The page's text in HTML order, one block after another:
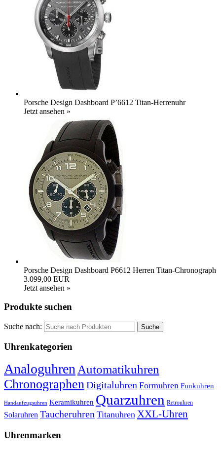
Porsche Design Dashboard P’6612 Titan-Herrenuhr
Jetzt ansehen »
Porsche Design Dashboard P6612 Herren Titan-Chronograph
3.099,00 EUR
Jetzt ansehen »
Produkte suchen
Suche nach:
Uhrenkategorien
AnaloguhrenAutomatikuhren
ChronographenDigitaluhren Formuhren Funkuhren
Handaufzugsuhren Keramikuhren Quarzuhren Retrouhren
Solaruhren Taucheruhren Titanuhren XXL-Uhren
Uhrenmarken